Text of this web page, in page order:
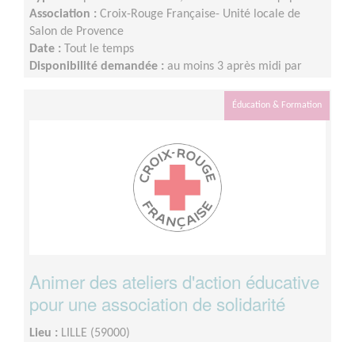
Association : Croix-Rouge Française- Unité locale de
Salon de Provence
Date : Tout le temps
Disponibilité demandée : au moins 3 après midi par
Éducation & Formation
Animer des ateliers d'action éducative
pour une association de solidarité
Lieu : LILLE (59000)